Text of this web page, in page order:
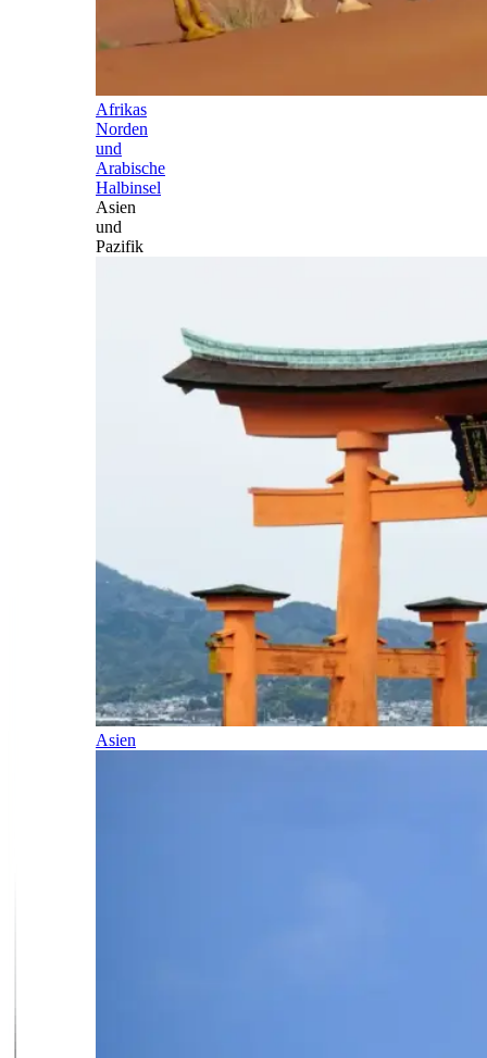
Afrikas
Norden
und
Arabische
Halbinsel
Asien
und
Pazifik
Asien